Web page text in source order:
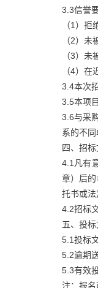
3.3信誉
（1）拒
（2）
（3）
（4）
3.4本次
3.5本项
3.6与采
系的不
四、招
4.1凡有
章）后
托书或
4.2招标
五、投
5.1投标
5.2逾期
5.3有效
注：报